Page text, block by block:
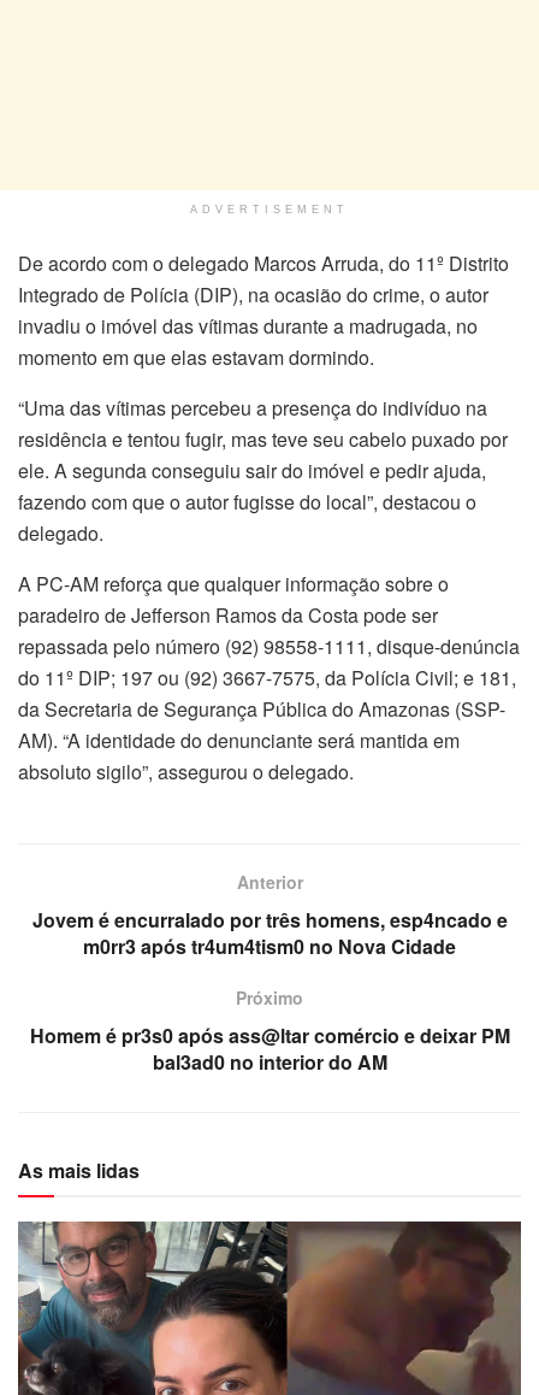
ADVERTISEMENT
De acordo com o delegado Marcos Arruda, do 11º Distrito
Integrado de Polícia (DIP), na ocasião do crime, o autor
invadiu o imóvel das vítimas durante a madrugada, no
momento em que elas estavam dormindo.
“Uma das vítimas percebeu a presença do indivíduo na
residência e tentou fugir, mas teve seu cabelo puxado por
ele. A segunda conseguiu sair do imóvel e pedir ajuda,
fazendo com que o autor fugisse do local”, destacou o
delegado.
A PC-AM reforça que qualquer informação sobre o
paradeiro de Jefferson Ramos da Costa pode ser
repassada pelo número (92) 98558-1111, disque-denúncia
do 11º DIP; 197 ou (92) 3667-7575, da Polícia Civil; e 181,
da Secretaria de Segurança Pública do Amazonas (SSP-
AM). “A identidade do denunciante será mantida em
absoluto sigilo”, assegurou o delegado.
Anterior
Jovem é encurralado por três homens, esp4ncado e
m0rr3 após tr4um4tism0 no Nova Cidade
Próximo
Homem é pr3s0 após ass@ltar comércio e deixar PM
bal3ad0 no interior do AM
As mais lidas